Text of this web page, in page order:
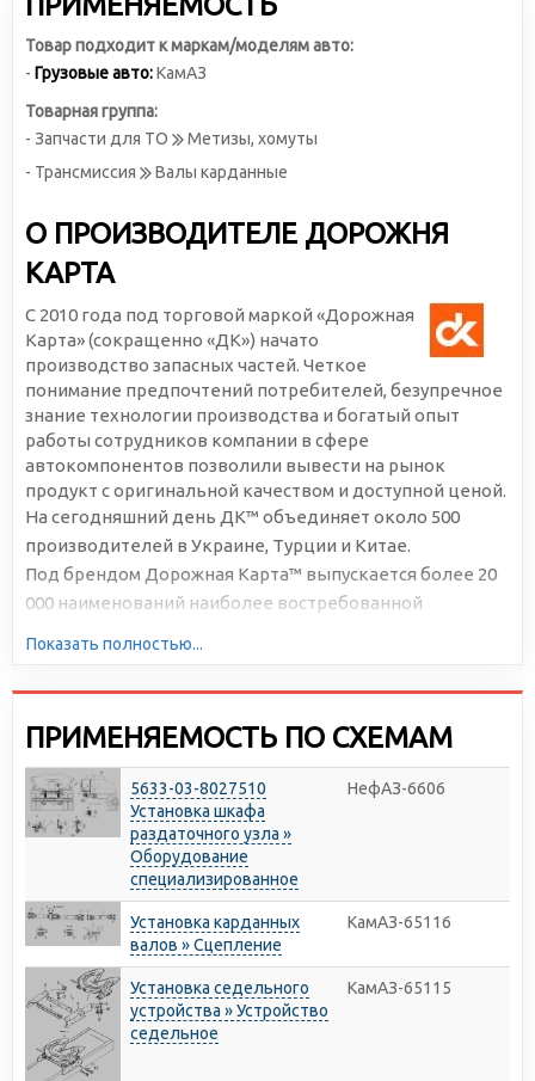
Товар подходит к маркам/моделям авто:
- Грузовые авто:КамАЗ
Товарная группа:
- Запчасти для ТО
Метизы, хомуты
- Трансмиссия
Валы карданные
О ПРОИЗВОДИТЕЛЕ ДОРОЖНЯ
КАРТА
С 2010 года под торговой маркой «Дорожная
Карта» (сокращенно «ДК») начато
производство запасных частей. Четкое
понимание предпочтений потребителей, безупречное
знание технологии производства и богатый опыт
работы сотрудников компании в сфере
автокомпонентов позволили вывести на рынок
продукт с оригинальной качеством и доступной ценой.
На сегодняшний день ДК™ объединяет около 500
производителей в Украине, Турции и Китае.
Под брендом Дорожная Карта™ выпускается более 20
000 наименований наиболее востребованной
логистика позволяют снижать себестоимость и делать
Показать полностью...
ПРИМЕНЯЕМОСТЬ ПО СХЕМАМ
5633-03-8027510
Установка шкафа
раздаточного узла »
Оборудование
специализированное
НефАЗ-6606
Установка карданных
валов » Сцепление
КамАЗ-65116
Установка седельного
устройства » Устройство
седельное
КамАЗ-65115